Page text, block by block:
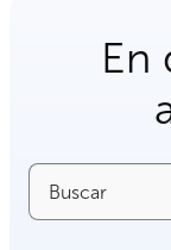
En
Buscar